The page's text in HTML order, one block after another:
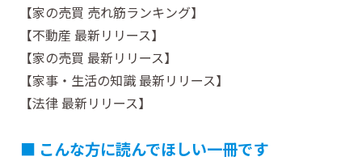
【家の売買 売れ筋ランキング】
【不動産 最新リリース】
【家の売買 最新リリース】
【家事・生活の知識 最新リリース】
【法律 最新リリース】
■ こんな方に読んでほしい一冊です